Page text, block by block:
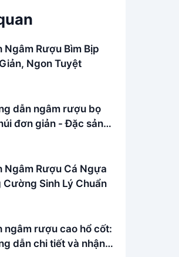
Ngâm Rượu Bìm Bịp
Ngon Tuyệt
dẫn ngâm rượu bọ
đơn giản - Đặc sản
Ngâm Rượu Cá Ngựa
Cường Sinh Lý Chuẩn
ngâm rượu cao hổ cốt:
dẫn chi tiết và nhận